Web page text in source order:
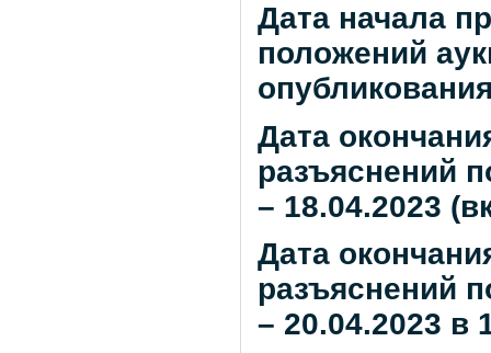
Дата начала
положений
Дата
разъяснений
– 18.04.2023
Дата
разъяснений
– 20.04.2023 в